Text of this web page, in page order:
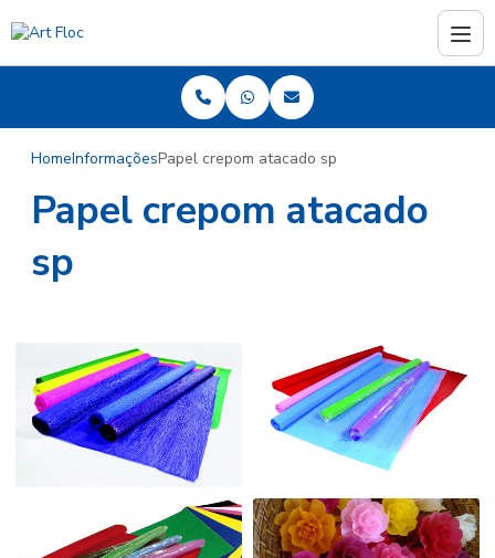
HomeInformaçõesPapel crepom atacado sp
Papel crepom atacado
sp